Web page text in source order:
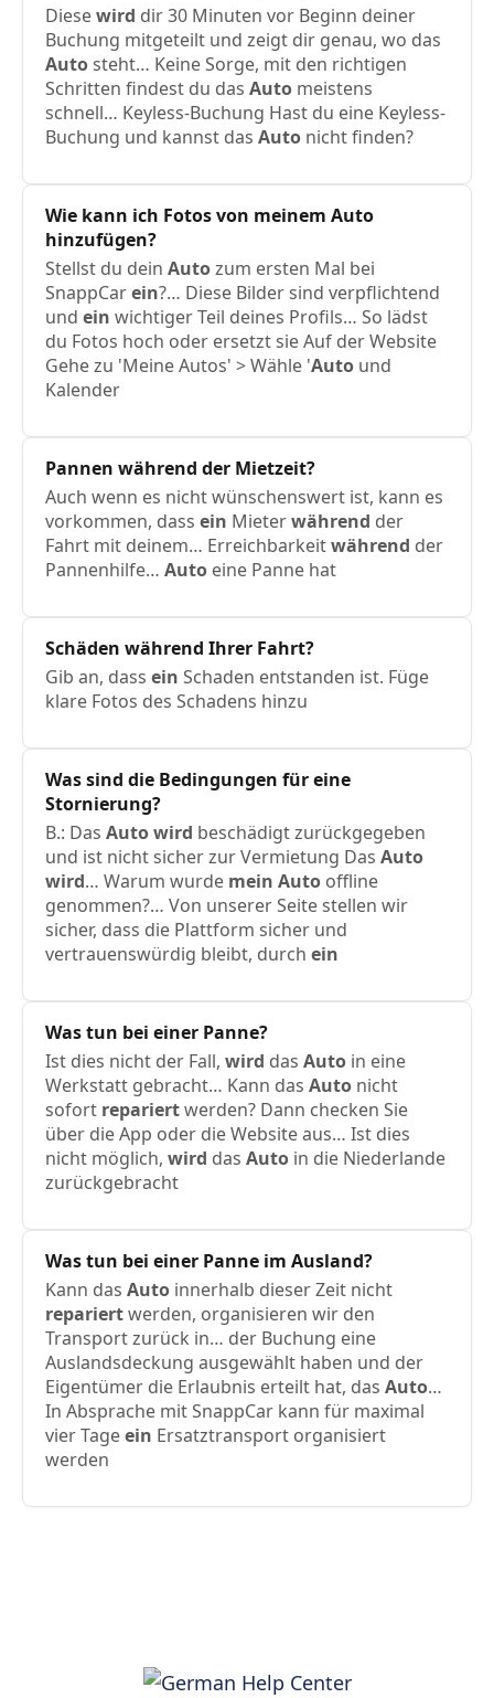
Diesewird dir 30 Minuten vor Beginn deiner
Buchung mitgeteilt und zeigt dir genau, wo das
Autosteht… Keine Sorge, mit den richtigen
Schritten findest du das Auto meistens
schnell… Keyless-Buchung Hast du eine Keyless-
Buchung und kannst das Auto nicht finden?
Wie kann ich Fotos von meinem Auto
hinzufügen?
Stellst du dein Autozum ersten Mal bei
SnappCarein?… Diese Bilder sind verpflichtend
und ein wichtiger Teil deines Profils… So lädst
du Fotos hoch oder ersetzt sie Auf der Website
Gehe zu 'Meine Autos' > Wähle 'Auto und
Kalender
Pannen während der Mietzeit?
Auch wenn es nicht wünschenswert ist, kann es
vorkommen, dass ein Mieterwährend der
Fahrt mit deinem… Erreichbarkeitwährend der
Pannenhilfe… Auto eine Panne hat
Schäden während Ihrer Fahrt?
Gib an, dass ein Schaden entstanden ist. Füge
klare Fotos des Schadens hinzu
Was sind die Bedingungen füreine
Stornierung?
B.: Das Autowird beschädigt zurückgegeben
und ist nicht sicher zur Vermietung Das Auto
wird… Warum wurde mein Auto offline
genommen?… Von unserer Seite stellen wir
sicher, dass die Plattform sicher und
vertrauenswürdig bleibt, durch ein
Was tun bei einer Panne?
Ist dies nicht der Fall, wird das Auto in eine
Werkstatt gebracht… Kann das Auto nicht
sofort repariertwerden? Dann checken Sie
über die App oder die Website aus… Ist dies
nicht möglich, wird das Auto in die Niederlande
zurückgebracht
Was tun bei einer Panne im Ausland?
Kann das Auto innerhalb dieser Zeit nicht
repariertwerden, organisieren wir den
Transport zurück in… der Buchung eine
Auslandsdeckung ausgewählt haben und der
Eigentümer die Erlaubnis erteilt hat, das Auto…
In Absprache mit SnappCar kann für maximal
vier Tageein Ersatztransport organisiert
werden